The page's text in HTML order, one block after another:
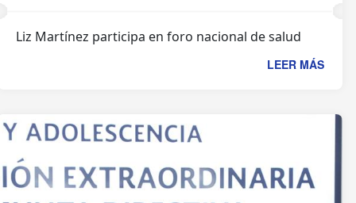
Liz Martínez participa en foro nacional de salud
LEER MÁS